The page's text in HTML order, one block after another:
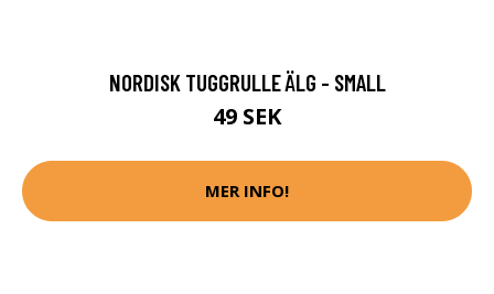
NORDISK TUGGRULLE ÄLG - SMALL
49 SEK
MER INFO!